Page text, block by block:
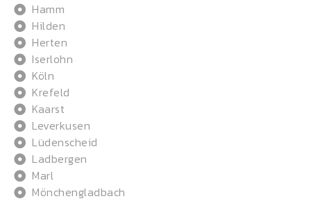
Hamm
Hilden
Herten
Iserlohn
Köln
Krefeld
Kaarst
Leverkusen
Lüdenscheid
Ladbergen
Marl
Mönchengladbach